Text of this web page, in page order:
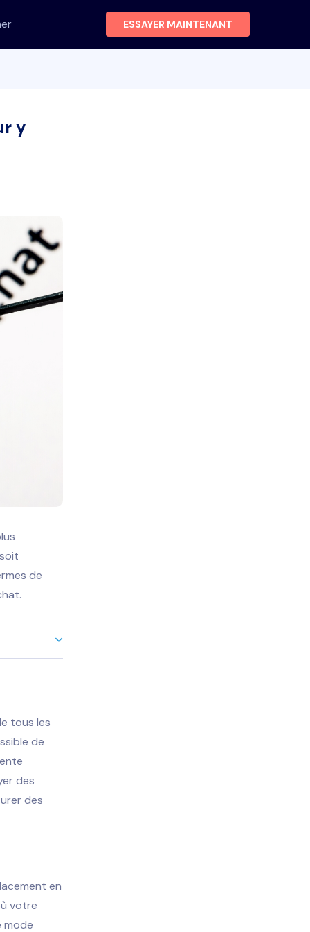
ESSAYER MAINTENANT
y
de
tous les
de
des
des
en
votre
mode